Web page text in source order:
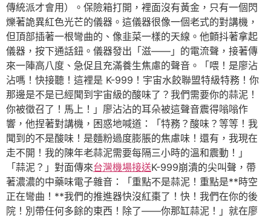
傳統派才會用）。保險箱打開，裡面沒有黃金，只有一個閃
爍著詭異紅色光芒的儀器。這儀器很像一個老式的對講機，
但頂部插著一根彎曲的、像韭菜一樣的天線。他顫抖著拿起
儀器，按下通話鈕。儀器發出「滋——」的電流聲，接著傳
來一陣高八度、急促且充滿養生焦慮的聲音。「喂！是廖沾
沾嗎！快接聽！這裡是 K-999！宇宙水餃聯盟特級特務！你
那邊是不是已經聞到宇宙級的酸味了？我們需要你的蒜泥！
你被徵召了！馬上！」廖沾沾的耳朵被這聲音震得嗡嗡作
響，他捏著對講機，困惑地喊道：「特務？酸味？等等！我
聞到的不是酸味！是麵粉過度膨脹的焦慮味！還有，我現在
走不開！我的陳年老蒜泥需要每隔三小時的溫和震動！」
「蒜泥？」對面傳來台灣機場接送K-999崩潰的尖叫聲，帶
著濃濃的中藥味電子雜音：「重點不是蒜泥！重點是**時空
正在彎曲！**我們的推進器快沒紅棗了！快！我們在你的後
院！別帶任何多餘的東西！除了——你那缸蒜泥！」就在廖